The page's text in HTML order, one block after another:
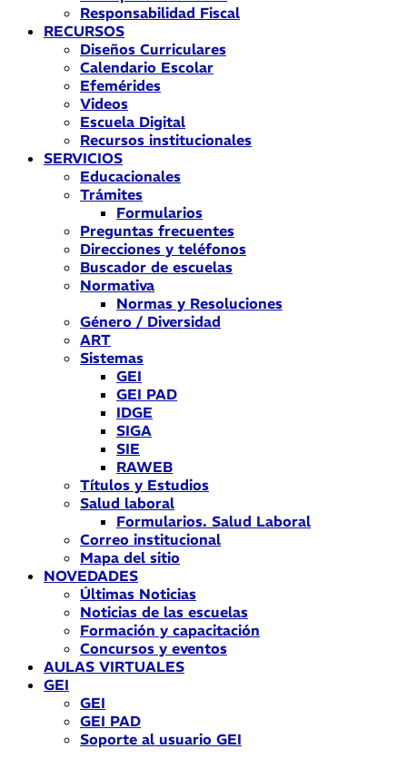
Responsabilidad Fiscal
RECURSOS
Diseños Curriculares
Calendario Escolar
Efemérides
Videos
Escuela Digital
Recursos institucionales
SERVICIOS
Educacionales
Trámites
Formularios
Preguntas frecuentes
Direcciones y teléfonos
Buscador de escuelas
Normativa
Normas y Resoluciones
Género / Diversidad
ART
Sistemas
GEI
GEI PAD
IDGE
SIGA
SIE
RAWEB
Títulos y Estudios
Salud laboral
Formularios. Salud Laboral
Correo institucional
Mapa del sitio
NOVEDADES
Últimas Noticias
Noticias de las escuelas
Formación y capacitación
Concursos y eventos
AULAS VIRTUALES
GEI
GEI
GEI PAD
Soporte al usuario GEI